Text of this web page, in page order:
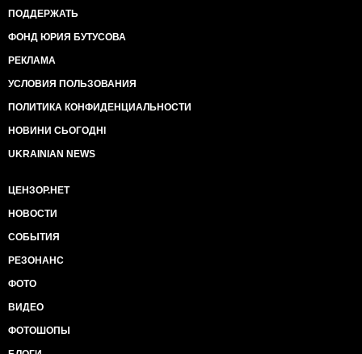
ПОДДЕРЖАТЬ
ФОНД ЮРИЯ БУТУСОВА
РЕКЛАМА
УСЛОВИЯ ПОЛЬЗОВАНИЯ
ПОЛИТИКА КОНФИДЕНЦИАЛЬНОСТИ
НОВИНИ СЬОГОДНІ
UKRAINIAN NEWS
ЦЕНЗОР.НЕТ
НОВОСТИ
СОБЫТИЯ
РЕЗОНАНС
ФОТО
ВИДЕО
ФОТОШОПЫ